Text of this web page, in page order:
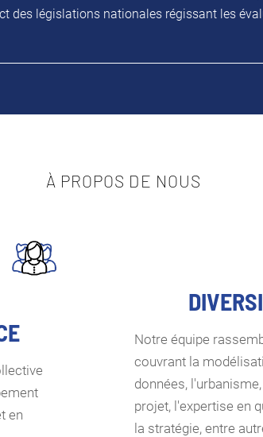
des législations nationales régissant les
À PROPOS DE NOUS
en
Notre équipe
couvrant la
données,
projet, l'expertise en
la stratégie, entre